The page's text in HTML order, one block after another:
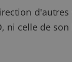
ni celle de